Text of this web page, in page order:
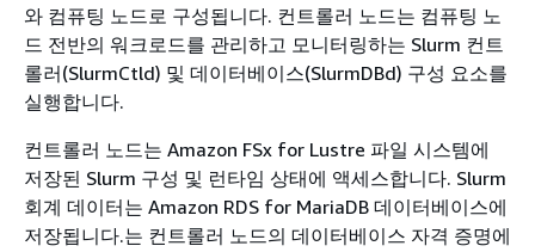
와 컴퓨팅 노드로 구성됩니다. 컨트롤러 노드는 컴퓨팅 노
드 전반의 워크로드를 관리하고 모니터링하는 Slurm 컨트
롤러(SlurmCtld) 및 데이터베이스(SlurmDBd) 구성 요소를
실행합니다.
컨트롤러 노드는 Amazon FSx for Lustre 파일 시스템에
저장된 Slurm 구성 및 런타임 상태에 액세스합니다. Slurm
회계 데이터는 Amazon RDS for MariaDB 데이터베이스에
저장됩니다.는 컨트롤러 노드의 데이터베이스 자격 증명에